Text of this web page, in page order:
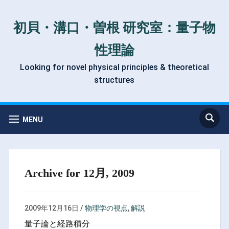
初貝・溝口・曽根 研究室：量子物
性理論
Looking for novel physical principles & theoretical
structures
MENU
Archive for 12月, 2009
2009年12月16日 / 物理学の視点,解説
量子論と経路積分